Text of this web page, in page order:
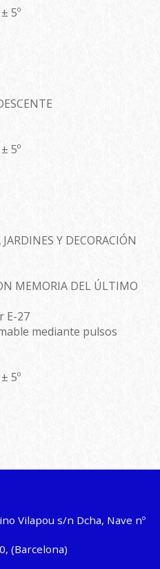
5º
5º
Y DECORACIÓN
MEMORIA DEL ÚLTIMO
E-27
mediante pulsos
5º
Vilapou s/n Dcha, Nave nº
, (Barcelona)